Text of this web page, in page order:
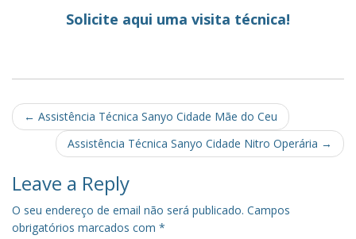
Solicite aqui uma visita técnica!
Post
navigation
← Assistência Técnica Sanyo Cidade Mãe do Ceu
Assistência Técnica Sanyo Cidade Nitro Operária →
Leave a Reply
O seu endereço de email não será publicado. Campos
obrigatórios marcados com *